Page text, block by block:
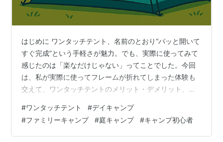
はじめに ワンタッチテント、名前のとおり“パッと開いて
すぐ完成”という手軽さが魅力。でも、実際に使ってみて
感じたのは「楽なだけじゃない」ってことでした。今回
は、私が実際に使ってフレームが折れてしまった体験も
交えて、ワンタッチテントのメリット・デメリット、そ
ッチテントを使ってみた体験談 以前、1万円以下の格安ワ
ンタッチテントをデイキャンプや庭キャンプ用に使って
いました。設営時間が短くてとても便利だったのです
#ワンタッチテント #デイキャンプ
#ファミリーキャンプ #庭キャンプ #キャンプ初心者